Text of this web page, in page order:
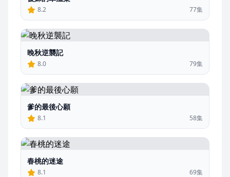
8.2 77集
晚秋逆襲記
8.0 79集
爹的最後心願
8.1 58集
春桃的迷途
8.1 69集